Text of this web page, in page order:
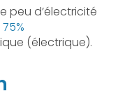
peu d’électricité
(électrique).